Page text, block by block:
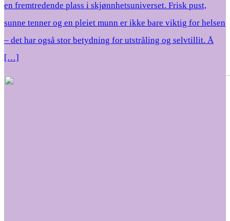
en fremtredende plass i skjønnhetsuniverset. Frisk pust,
sunne tenner og en pleiet munn er ikke bare viktig for helsen
– det har også stor betydning for utstråling og selvtillit. Å
[…]